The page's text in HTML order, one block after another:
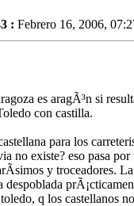
: Febrero 16, 2006,
es aragÃ³n si
con castilla.
para los
no existe? eso pasa
y troceadores.
despoblada
q los castellanos